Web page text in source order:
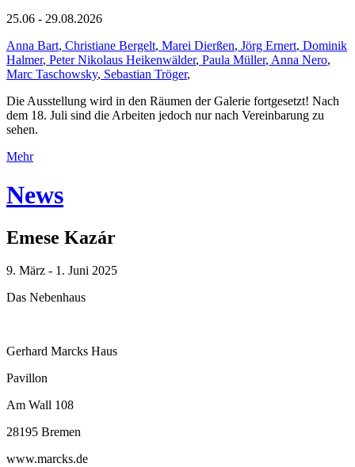
25.06 - 29.08.2026
Anna Bart, Christiane Bergelt, Marei Dierßen, Jörg Ernert, Dominik
Halmer, Peter Nikolaus Heikenwälder, Paula Müller, Anna Nero,
Marc Taschowsky, Sebastian Tröger,
Die Ausstellung wird in den Räumen der Galerie fortgesetzt! Nach
dem 18. Juli sind die Arbeiten jedoch nur nach Vereinbarung zu
sehen.
Mehr
News
Emese Kazár
9. März - 1. Juni 2025
Das Nebenhaus
Gerhard Marcks Haus
Pavillon
Am Wall 108
28195 Bremen
www.marcks.de